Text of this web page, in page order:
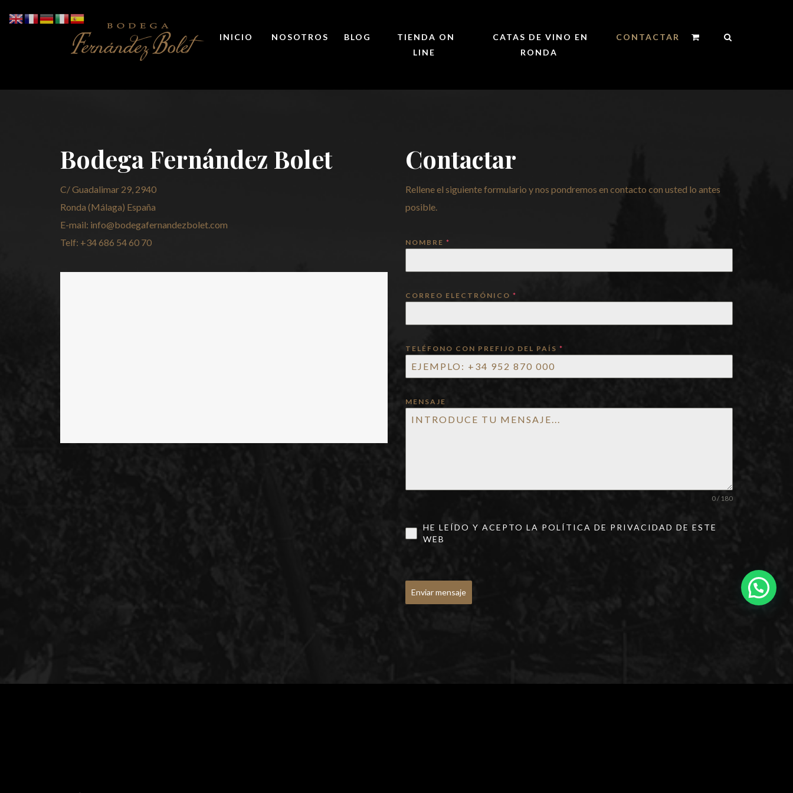
INICIO NOSOTROS BLOG
TIENDA ON
LINE
CATAS DE VINO EN
RONDA
CONTACTAR
Bodega Fernández Bolet
C/ Guadalimar 29, 2940
Ronda (Málaga) España
E-mail: info@bodegafernandezbolet.com
Telf: +34 686 54 60 70
Contactar
Rellene el siguiente formulario y nos pondremos en contacto con usted lo antes
posible.
NOMBRE *
CORREO ELECTRÓNICO *
TELÉFONO CON PREFIJO DEL PAÍS *
MENSAJE
0 / 180
HE LEÍDO Y ACEPTO LA POLÍTICA DE PRIVACIDAD DE ESTE
WEB
Enviar mensaje